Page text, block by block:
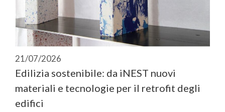
21/07/2026
Edilizia sostenibile: da iNEST nuovi
materiali e tecnologie per il retrofit degli
edifici